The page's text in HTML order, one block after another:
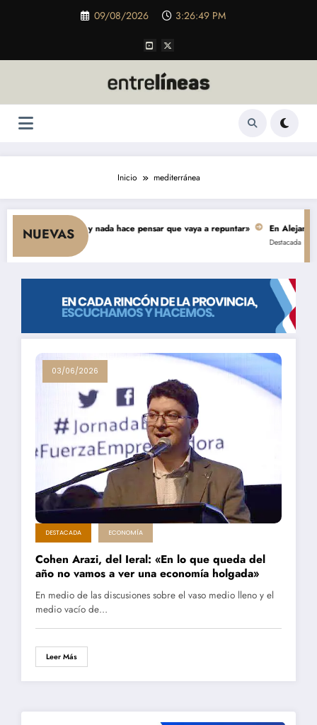
09/08/2026 3:26:50 PM
Inicio mediterránea
NUEVAS
cae el consumo y nada hace pensar que vaya a repuntar» En Alejandro,
Destacada Política
03/06/2026
DESTACADA ECONOMÍA
Cohen Arazi, del Ieral: «En lo que queda del
año no vamos a ver una economía holgada»
En medio de las discusiones sobre el vaso medio lleno y el
medio vacío de…
Leer Más